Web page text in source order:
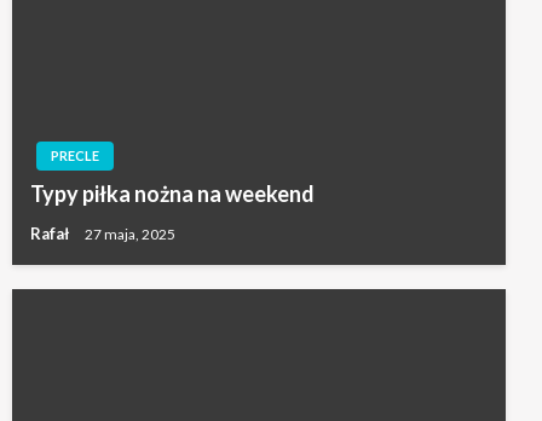
PRECLE
Typy piłka nożna na weekend
Rafał 27 maja, 2025